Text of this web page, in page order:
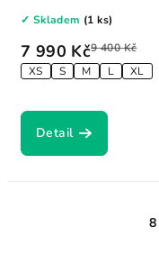
7 990 Kč9 400 Kč
XS S M L XL
✓ Skladem (1 ks)
Detail
8